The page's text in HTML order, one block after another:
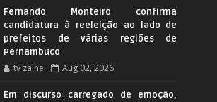
Fernando Monteiro confirma
candidatura à reeleição ao lado de
prefeitos de várias regiões de
Pernambuco
tv zaine Aug 02, 2026
Em discurso carregado de emoção,